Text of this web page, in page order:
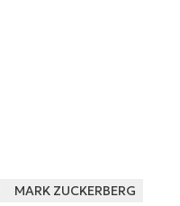
MARK ZUCKERBERG